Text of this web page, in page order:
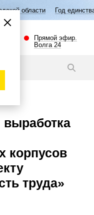
Год единства народов
Прямой эфир.
Волга 24
выработка
корпусов
труда»